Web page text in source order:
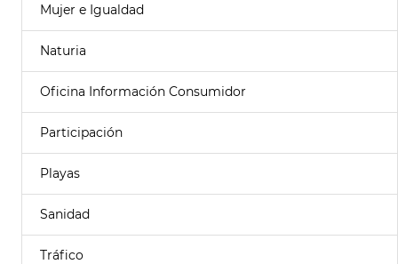
Mujer e Igualdad
Naturia
Oficina Información Consumidor
Participación
Playas
Sanidad
Tráfico